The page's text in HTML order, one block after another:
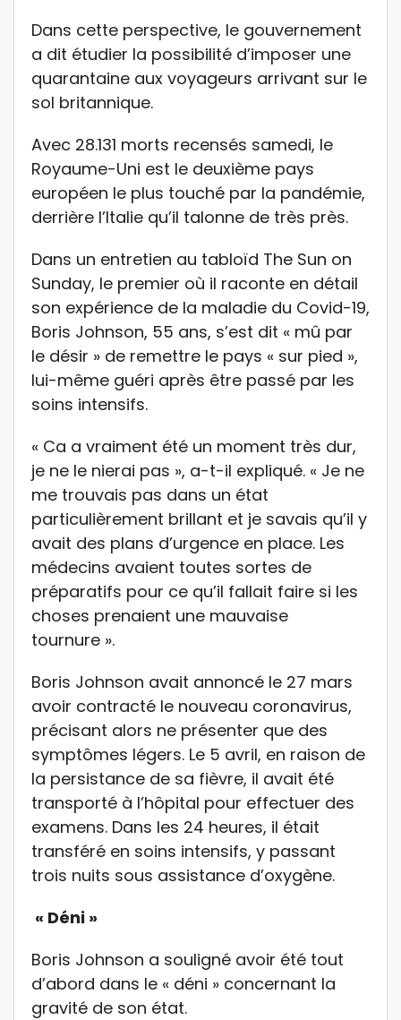
Dans cette perspective, le gouvernement
a dit étudier la possibilité d’imposer une
quarantaine aux voyageurs arrivant sur le
sol britannique.
Avec 28.131 morts recensés samedi, le
Royaume-Uni est le deuxième pays
européen le plus touché par la pandémie,
derrière l’Italie qu’il talonne de très près.
Dans un entretien au tabloïd The Sun on
Sunday, le premier où il raconte en détail
son expérience de la maladie du Covid-19,
Boris Johnson, 55 ans, s’est dit « mû par
le désir » de remettre le pays « sur pied »,
lui-même guéri après être passé par les
soins intensifs.
« Ca a vraiment été un moment très dur,
je ne le nierai pas », a-t-il expliqué. « Je ne
me trouvais pas dans un état
particulièrement brillant et je savais qu’il y
avait des plans d’urgence en place. Les
médecins avaient toutes sortes de
préparatifs pour ce qu’il fallait faire si les
choses prenaient une mauvaise
tournure ».
Boris Johnson avait annoncé le 27 mars
avoir contracté le nouveau coronavirus,
précisant alors ne présenter que des
symptômes légers. Le 5 avril, en raison de
la persistance de sa fièvre, il avait été
transporté à l’hôpital pour effectuer des
examens. Dans les 24 heures, il était
transféré en soins intensifs, y passant
trois nuits sous assistance d’oxygène.
« Déni »
Boris Johnson a souligné avoir été tout
d’abord dans le « déni » concernant la
gravité de son état.